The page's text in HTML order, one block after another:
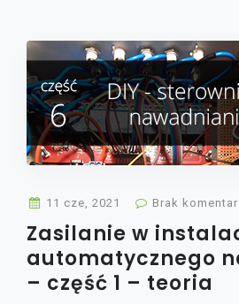
11 cze, 2021 Brak
Zasilanie w
automatycznego
– część 1 – teoria